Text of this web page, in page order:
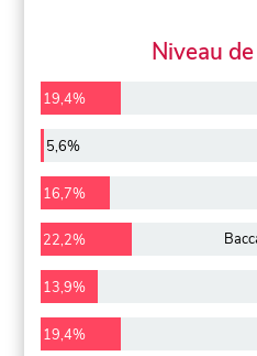
Niveau
19,4%
5,6%
16,7%
22,2%
13,9%
19,4%